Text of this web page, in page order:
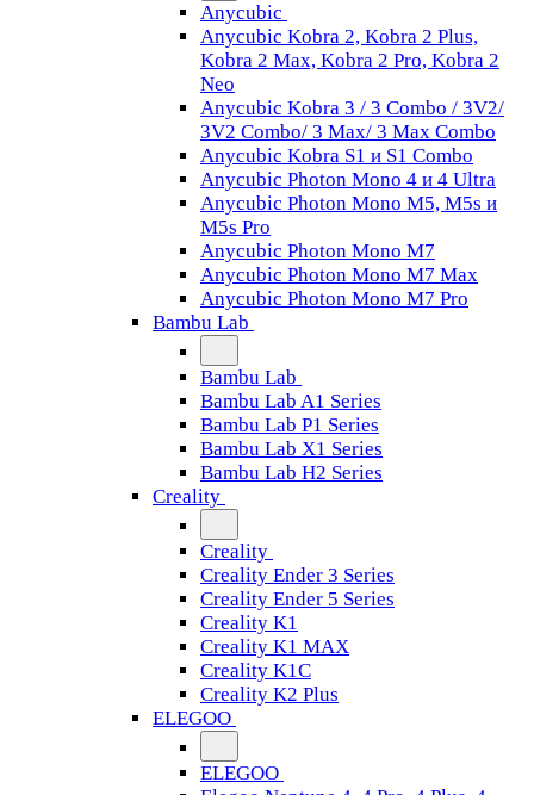
Anycubic
Anycubic Kobra 2, Kobra 2 Plus,
Kobra 2 Max, Kobra 2 Pro, Kobra 2
Neo
Anycubic Kobra 3 / 3 Combo / 3V2/
3V2 Combo/ 3 Max/ 3 Max Combo
Anycubic Kobra S1 и S1 Combo
Anycubic Photon Mono 4 и 4 Ultra
Anycubic Photon Mono M5, M5s и
M5s Pro
Anycubic Photon Mono M7
Anycubic Photon Mono M7 Max
Anycubic Photon Mono M7 Pro
Bambu Lab
Bambu Lab
Bambu Lab A1 Series
Bambu Lab P1 Series
Bambu Lab X1 Series
Bambu Lab H2 Series
Creality
Creality
Creality Ender 3 Series
Creality Ender 5 Series
Creality K1
Creality K1 MAX
Creality K1C
Creality K2 Plus
ELEGOO
ELEGOO